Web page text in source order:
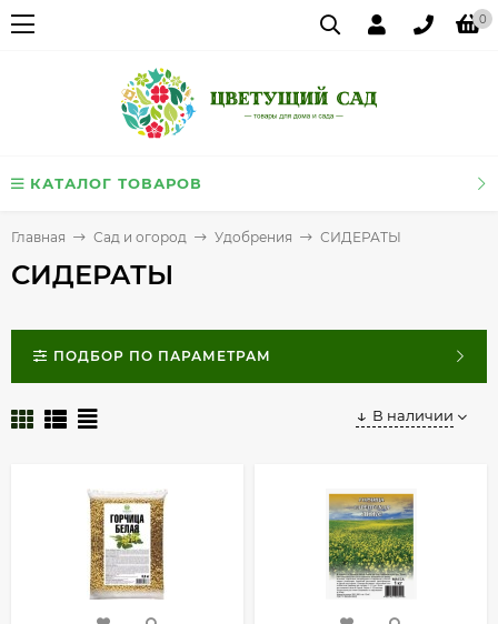
0
КАТАЛОГ ТОВАРОВ
Главная Сад и огород Удобрения СИДЕРАТЫ
СИДЕРАТЫ
ПОДБОР ПО ПАРАМЕТРАМ
В наличии